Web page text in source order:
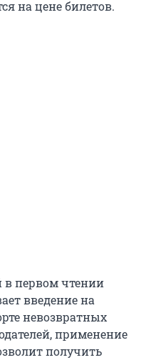
на цене билетов.
в первом чтении
введение на
невозвратных
применение
получить